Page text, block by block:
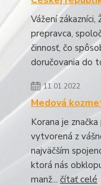
Vážení zákazníci,
prepravca,
činnosť, čo
doručovania do
11.01.2022
Medová
Korana je
vytvorená z
najväčším
ktorá nás
manž... čítať celé